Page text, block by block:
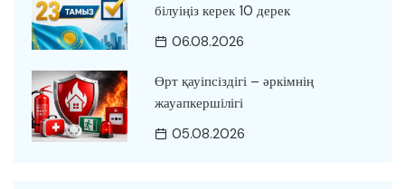
білуіңіз керек 10 дерек
06.08.2026
Өрт қауіпсіздігі – әркімнің
жауапкершілігі
05.08.2026